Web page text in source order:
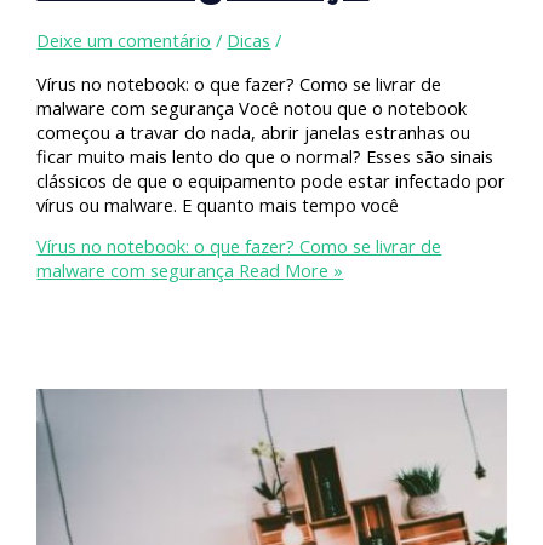
Deixe um comentário / Dicas /
Vírus no notebook: o que fazer? Como se livrar de
malware com segurança Você notou que o notebook
começou a travar do nada, abrir janelas estranhas ou
ficar muito mais lento do que o normal? Esses são sinais
clássicos de que o equipamento pode estar infectado por
vírus ou malware. E quanto mais tempo você
Vírus no notebook: o que fazer? Como se livrar de
malware com segurança Read More »